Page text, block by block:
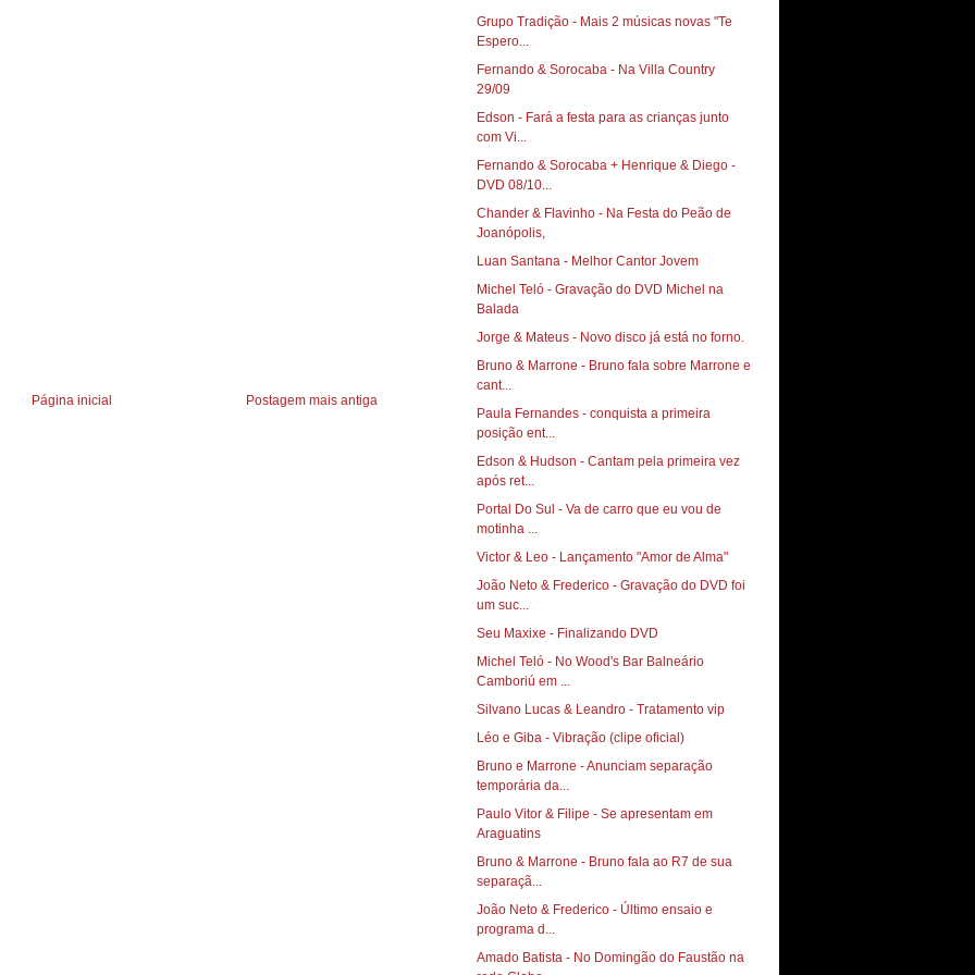
Postagem mais antiga
Página inicial
Grupo Tradição - Mais 2 músicas novas "Te
Espero...
Fernando & Sorocaba - Na Villa Country ‏
29/09
Edson - Fará a festa para as crianças junto
com Vi...
Fernando & Sorocaba + Henrique & Diego -
DVD 08/10...
Chander & Flavinho - Na Festa do Peão de
Joanópolis,
Luan Santana - Melhor Cantor Jovem
Michel Teló - Gravação do DVD Michel na
Balada
Jorge & Mateus - Novo disco já está no forno.
Bruno & Marrone - Bruno fala sobre Marrone e
cant...
Paula Fernandes - conquista a primeira
posição ent...
Edson & Hudson - Cantam pela primeira vez
após ret...
Portal Do Sul - Va de carro que eu vou de
motinha ...
Victor & Leo - Lançamento "Amor de Alma"
João Neto & Frederico - Gravação do DVD foi
um suc...
Seu Maxixe - Finalizando DVD
Michel Teló - No Wood's Bar Balneário
Camboriú em ...
Silvano Lucas & Leandro - Tratamento vip
Léo e Giba - Vibração (clipe oficial)
Bruno e Marrone - Anunciam separação
temporária da...
Paulo Vitor & Filipe - Se apresentam em
Araguatins‏
Bruno & Marrone - Bruno fala ao R7 de sua
separaçã...
João Neto & Frederico - Último ensaio e
programa d...
Amado Batista - No Domingão do Faustão na